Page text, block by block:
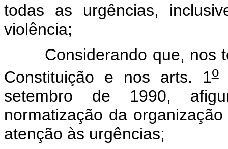
todas as urgências,
violência;
Considerando que, nos
Constituição e nos arts. 1o
setembro de 1990,
normatização da
atenção às urgências;